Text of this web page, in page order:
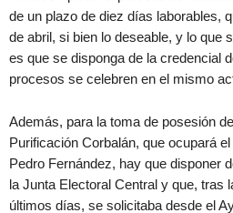
de un plazo de diez días laborables,
de abril, si bien lo deseable, y lo que
es que se disponga de la credencial
procesos se celebren en el mismo
Además, para la toma de posesión
Purificación Corbalán, que ocupará
Pedro Fernández, hay que disponer
la Junta Electoral Central y que, tras
últimos días, se solicitaba desde el